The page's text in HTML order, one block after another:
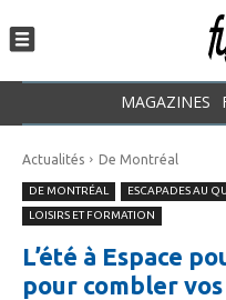
MAGAZINES
Actualités De Montréal
DE MONTRÉAL ESCAPADES AU
LOISIRS ET FORMATION
L’été à Espace
pour combler vos